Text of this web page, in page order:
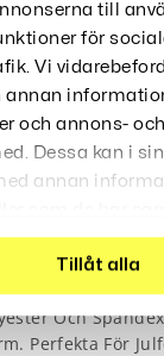
till
för
Vi
och annons-
Dessa kan i
annan
Tillåt alla
En Lekfull
Ett Unikt 3D-
Tillverkade I En
Och
Perfekta För